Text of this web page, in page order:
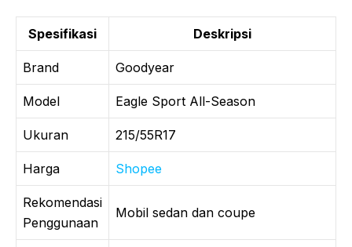
Spesifikasi Deskripsi
Brand Goodyear
Model Eagle Sport All-Season
Ukuran 215/55R17
Harga Shopee
Rekomendasi
Penggunaan
Mobil sedan dan coupe